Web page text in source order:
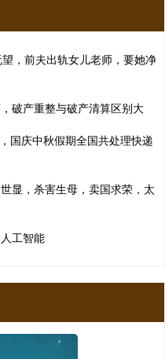
，前夫出轨女儿老师，要她净
破产重整与破产清算区别大
国庆中秋假期全国共处理快递
显，杀害生母，卖国求荣，太
工智能